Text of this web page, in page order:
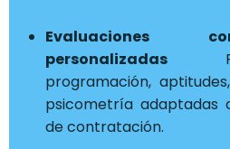
Evaluaciones
personalizadas
programación,
psicometría adaptadas
de contratación.